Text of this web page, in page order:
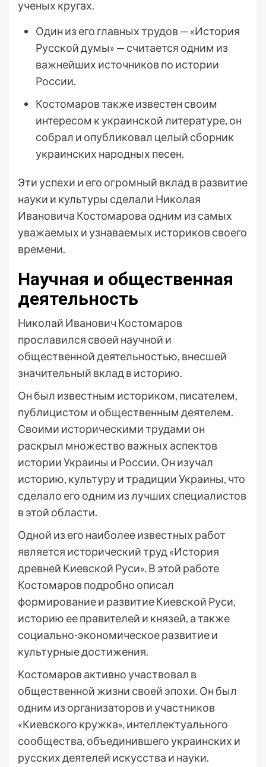
ученых кругах.
Один из его главных трудов — «История
Русской думы» — считается одним из
важнейших источников по истории
России.
Костомаров также известен своим
интересом к украинской литературе, он
собрал и опубликовал целый сборник
украинских народных песен.
Эти успехи и его огромный вклад в развитие
науки и культуры сделали Николая
Ивановича Костомарова одним из самых
уважаемых и узнаваемых историков своего
времени.
Научная и общественная
деятельность
Николай Иванович Костомаров
прославился своей научной и
общественной деятельностью, внесшей
значительный вклад в историю.
Он был известным историком, писателем,
публицистом и общественным деятелем.
Своими историческими трудами он
раскрыл множество важных аспектов
истории Украины и России. Он изучал
историю, культуру и традиции Украины, что
сделало его одним из лучших специалистов
в этой области.
Одной из его наиболее известных работ
является исторический труд «История
древней Киевской Руси». В этой работе
Костомаров подробно описал
формирование и развитие Киевской Руси,
историю ее правителей и князей, а также
социально-экономическое развитие и
культурные достижения.
Костомаров активно участвовал в
общественной жизни своей эпохи. Он был
одним из организаторов и участников
«Киевского кружка», интеллектуального
сообщества, объединившего украинских и
русских деятелей искусства и науки.